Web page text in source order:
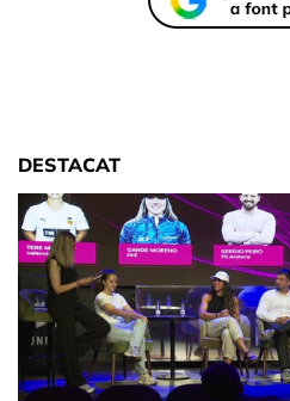
DESTACAT